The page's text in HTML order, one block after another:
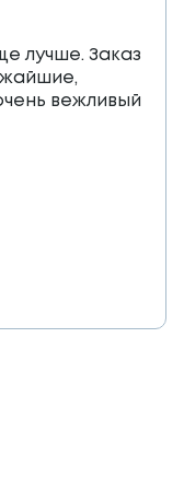
лучше. Заказ
вежливый